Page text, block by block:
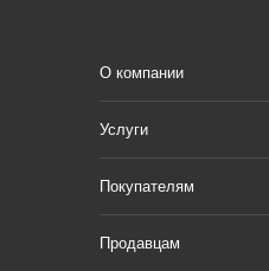
О компании
Услуги
Покупателям
Продавцам